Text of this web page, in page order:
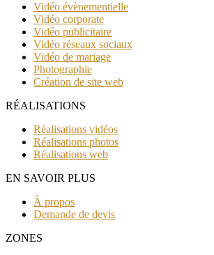
Vidéo évènementielle
Vidéo corporate
Vidéo publicitaire
Vidéo réseaux sociaux
Vidéo de mariage
Photographie
Création de site web
RÉALISATIONS
Réalisations vidéos
Réalisations photos
Réalisations web
EN SAVOIR PLUS
À propos
Demande de devis
ZONES